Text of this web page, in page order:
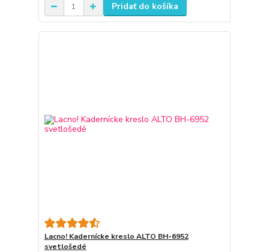
Pridať do košíka
Lacno! Kadernícke kreslo ALTO BH-6952
svetlošedé